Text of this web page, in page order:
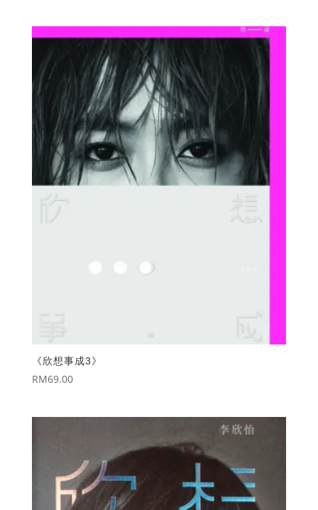
《欣想事成3》
RM69.00